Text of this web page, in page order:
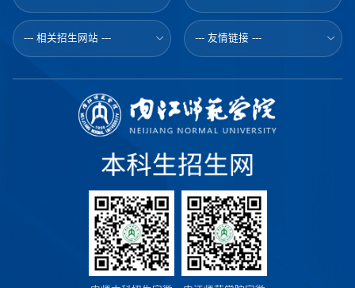
--- 相关招生网站 --- --- 友情链接 ---